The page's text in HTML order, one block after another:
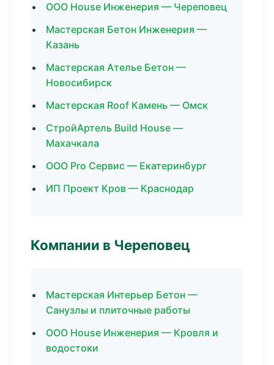
ООО House Инженерия — Череповец
Мастерская Бетон Инженерия —
Казань
Мастерская Ателье Бетон —
Новосибирск
Мастерская Roof Камень — Омск
СтройАртель Build House —
Махачкала
ООО Pro Сервис — Екатеринбург
ИП Проект Кров — Краснодар
Компании в Череповец
Мастерская Интерьер Бетон —
Санузлы и плиточные работы
ООО House Инженерия — Кровля и
водостоки